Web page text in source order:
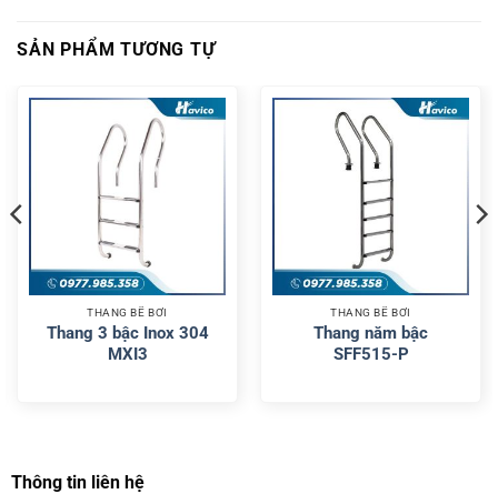
SẢN PHẨM TƯƠNG TỰ
THANG BỂ BƠI
Thang 3 bậc Inox 304
MXI3
THANG BỂ BƠI
Thang năm bậc
SFF515-P
Thông tin liên hệ